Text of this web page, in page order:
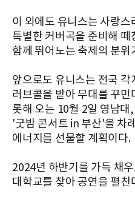
이 외에도 유니스는 사랑
특별한 커버곡을 준비해
함께 뛰어노는 축제의 분위
앞으로도 유니스는 전국 각
러브콜을 받아 무대를 꾸민
롯해 오는 10월 2일 영남
'굿밤 콘서트 in 부산'을 차
에너지를 선물할 계획이다.
2024년 하반기를 가득 채
대학교를 찾아 공연을 펼친